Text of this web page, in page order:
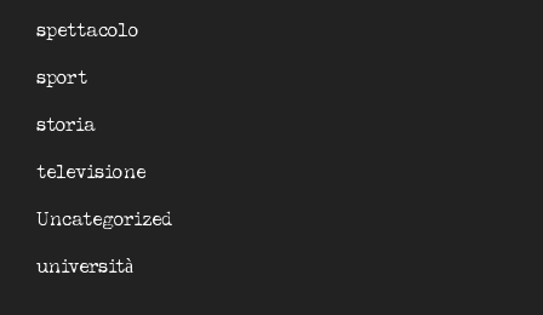
spettacolo
sport
storia
televisione
Uncategorized
università